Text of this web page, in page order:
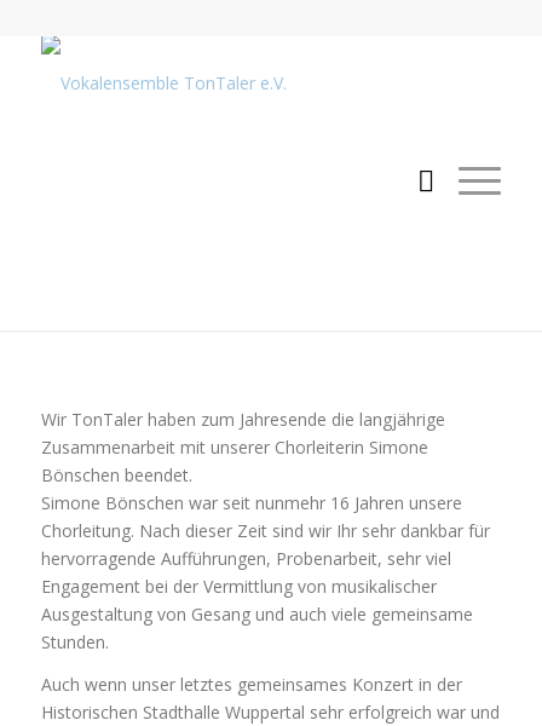
Wir TonTaler haben zum Jahresende die langjährige
Zusammenarbeit mit unserer Chorleiterin Simone
Bönschen beendet.
Simone Bönschen war seit nunmehr 16 Jahren unsere
Chorleitung. Nach dieser Zeit sind wir Ihr sehr dankbar für
hervorragende Aufführungen, Probenarbeit, sehr viel
Engagement bei der Vermittlung von musikalischer
Ausgestaltung von Gesang und auch viele gemeinsame
Stunden.
Auch wenn unser letztes gemeinsames Konzert in der
Historischen Stadthalle Wuppertal sehr erfolgreich war und